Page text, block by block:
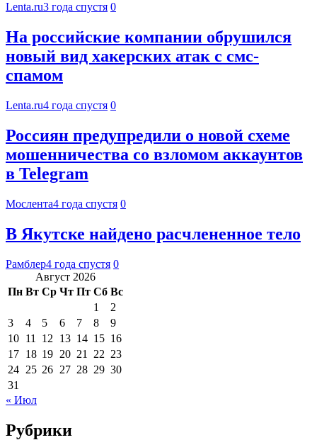
Lenta.ru3 года спустя 0
На российские компании обрушился
новый вид хакерских атак с смс-
спамом
Lenta.ru4 года спустя 0
Россиян предупредили о новой схеме
мошенничества со взломом аккаунтов
в Telegram
Мослента4 года спустя 0
В Якутске найдено расчлененное тело
Рамблер4 года спустя 0
Август 2026
Пн Вт Ср Чт Пт Сб Вс
1
2
3
4 5 6 7 8
9
10 11 12 13 14 15 16
17 18 19 20 21 22 23
24 25 26 27 28 29 30
31
« Июл
Рубрики